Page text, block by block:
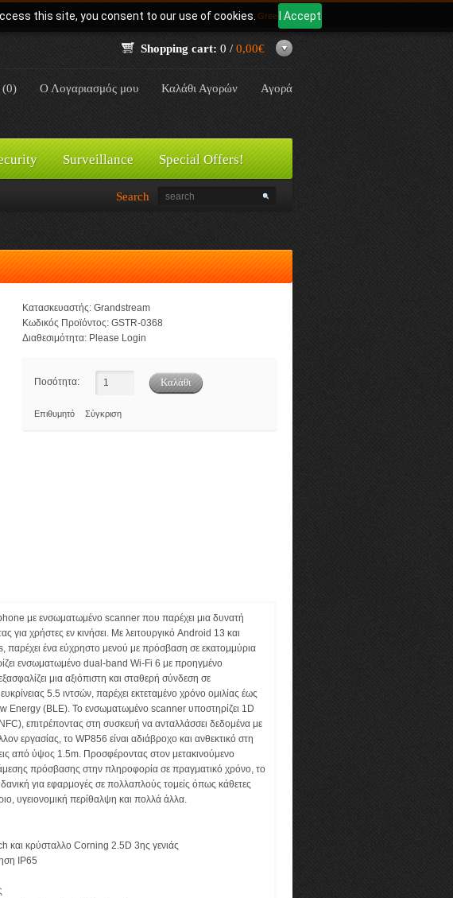
this site, you consent to our use of cookies. I Accept
Γλώσσα: Greek
Shopping cart: 0 / 0,00€
(0) Ο Λογαριασμός μου Καλάθι Αγορών Αγορά
Surveillance Special Offers!
Search
Κατασκευαστής: Grandstream
Κωδικός Προϊόντος: GSTR-0368
Διαθεσιμότητα: Please Login
Ποσότητα:
Επιθυμητό Σύγκριση
με ενσωματωμένο scanner που παρέχει μια δυνατή
για χρήστες εν κινήσει. Με λειτουργικό Android 13 και
παρέχει ένα εύχρηστο μενού με πρόσβαση σε εκατομμύρια
ενσωματωμένο dual-band Wi-Fi 6 με προηγμένο
μια αξιόπιστη και σταθερή σύνδεση σε
5.5 ιντσών, παρέχει εκτεταμένο χρόνο ομιλίας έως
Energy (BLE). Το ενσωματωμένο scanner υποστηρίζει 1D
επιτρέποντας στη συσκευή να ανταλλάσσει δεδομένα με
εργασίας, το WP856 είναι αδιάβροχο και ανθεκτικό στη
από ύψος 1.5m. Προσφέροντας στον μετακινούμενο
πρόσβασης στην πληροφορία σε πραγματικό χρόνο, το
για εφαρμογές σε πολλαπλούς τομείς όπως κάθετες
υγειονομική περίθαλψη και πολλά άλλα.
κρύσταλλο Corning 2.5D 3ης γενιάς
IP65